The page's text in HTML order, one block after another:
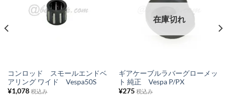
ス
ト
コンロッド スモールエンドベ
アリング ワイド Vespa50S
¥1,078 税込み
在庫切れ
ギアケーブルラバーグローメッ
ト 純正 Vespa P/PX
¥275 税込み